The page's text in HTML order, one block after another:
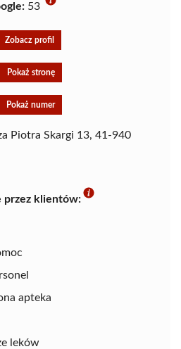
53
Zobacz profil
Pokaż stronę
Pokaż numer
Piotra Skargi 13, 41-940
przez klientów:
apteka
leków